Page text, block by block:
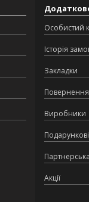
Особистий
Історія
Закладки
Виробники
Акції